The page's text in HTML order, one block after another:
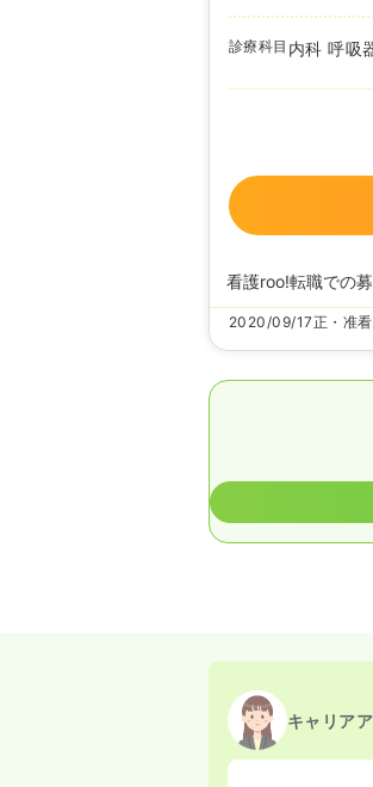
診療科目 内科 呼吸
看護roo!転職での
2020/09/17正・准
キャリア